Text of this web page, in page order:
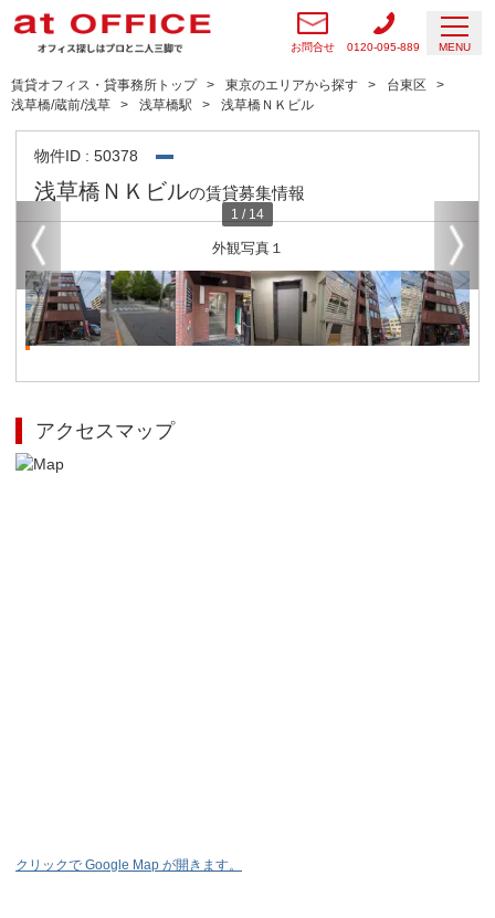
お問合せ 0120-095-889 MENU
賃貸オフィス・貸事務所トップ 東京のエリアから探す
台東区
浅草橋/蔵前/浅草
浅草橋駅 浅草橋ＮＫビル
物件ID : 50378
浅草橋ＮＫビルの賃貸募集情報
外観写真１
1 / 14
アクセスマップ
クリックで Google Map が開きます。